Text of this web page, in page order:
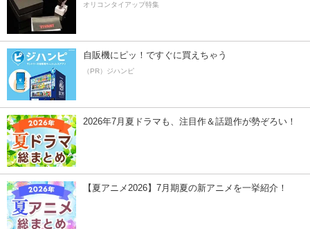
オリコンタイアップ特集
自販機にピッ！ですぐに買えちゃう
（PR）ジハンピ
2026年7月夏ドラマも、注目作＆話題作が勢ぞろい！
【夏アニメ2026】7月期夏の新アニメを一挙紹介！